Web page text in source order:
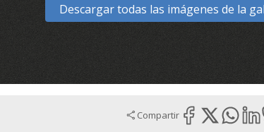
Descargar todas las imágenes de la
Compartir